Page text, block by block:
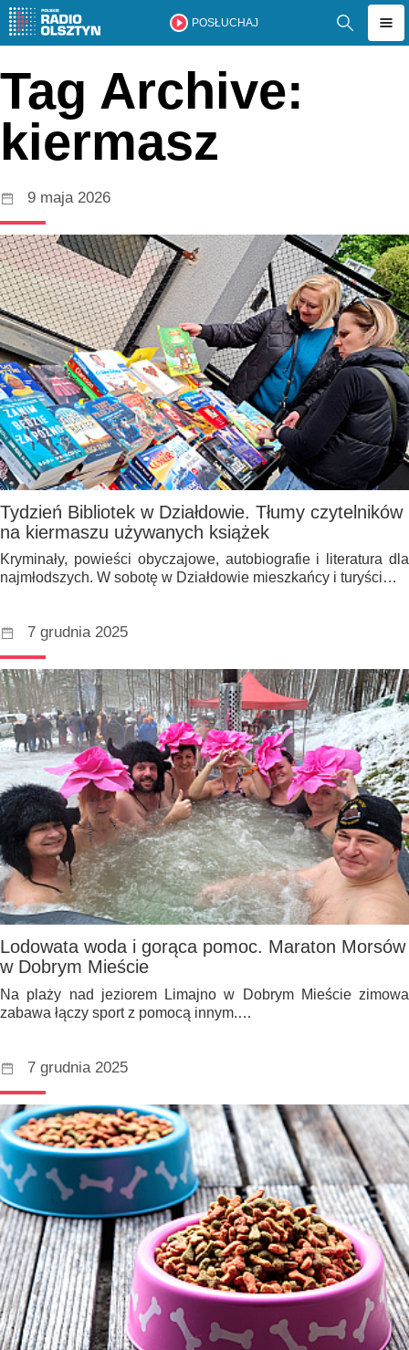
POSŁUCHAJ
Tag Archive:
kiermasz
9 maja 2026
Tydzień Bibliotek w Działdowie. Tłumy czytelników
na kiermaszu używanych książek
Kryminały, powieści obyczajowe, autobiografie i literatura dla
najmłodszych. W sobotę w Działdowie mieszkańcy i turyści…
7 grudnia 2025
Lodowata woda i gorąca pomoc. Maraton Morsów
w Dobrym Mieście
Na plaży nad jeziorem Limajno w Dobrym Mieście zimowa
zabawa łączy sport z pomocą innym.…
7 grudnia 2025